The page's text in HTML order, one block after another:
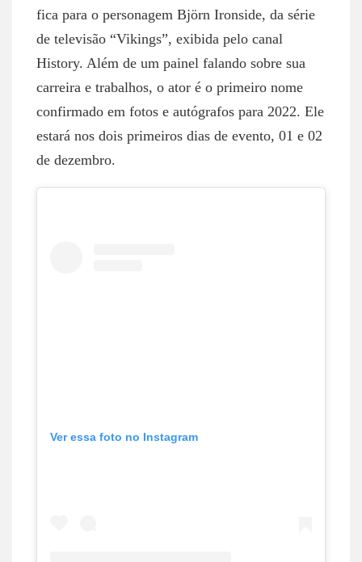
fica para o personagem Björn Ironside, da série
de televisão “Vikings”, exibida pelo canal
History. Além de um painel falando sobre sua
carreira e trabalhos, o ator é o primeiro nome
confirmado em fotos e autógrafos para 2022. Ele
estará nos dois primeiros dias de evento, 01 e 02
de dezembro.
Ver essa foto no Instagram